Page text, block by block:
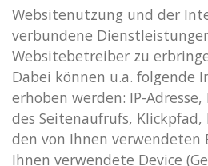
Websitenutzung und der
verbundene
Websitebetreiber zu
Dabei können u.a. folgende
erhoben werden: IP-
des Seitenaufrufs,
den von Ihnen verwendeten
Ihnen verwendete Device